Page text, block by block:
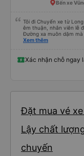
Bến xe
Tôi đi Chuyến xe từ
êm thuận, nhân viên lễ độ, tài xế vững tay
Đường xa muôn dặm
nghiêm cẩn, hiếm thấy
Xem thêm
Xác nhận chỗ ngay
Đặt mua vé
Lậy chất
chuyến